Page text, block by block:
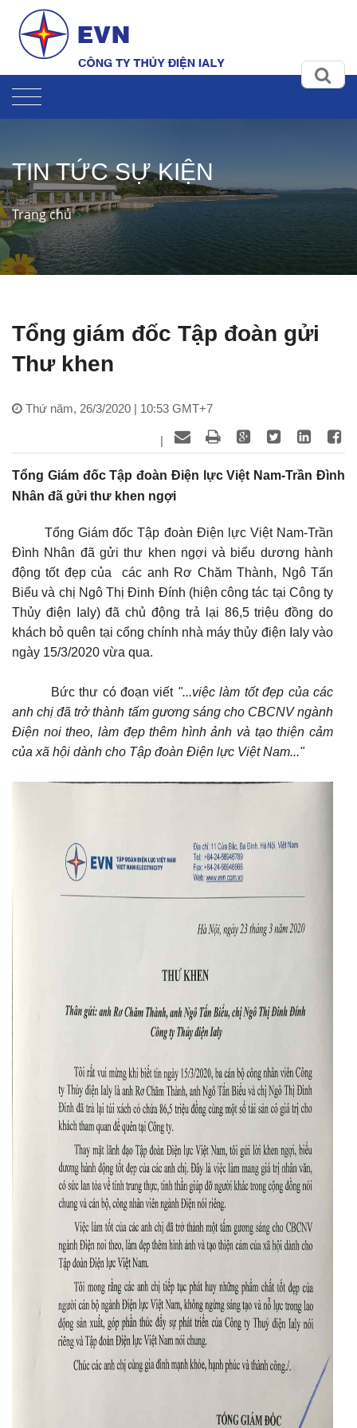
TIN TỨC SỰ KIỆN
Trang chủ
Tổng giám đốc Tập đoàn gửi
Thư khen
Thứ năm, 26/3/2020 | 10:53 GMT+7
|
Tổng Giám đốc Tập đoàn Điện lực Việt Nam-Trần Đình
Nhân đã gửi thư khen ngợi
Tổng Giám đốc Tập đoàn Điện lực Việt Nam-Trần
Đình Nhân đã gửi thư khen ngợi và biểu dương hành
động tốt đẹp của các anh Rơ Chăm Thành, Ngô Tấn
Biểu và chị Ngô Thị Đinh Đính (hiện công tác tại Công ty
Thủy điện Ialy) đã chủ động trả lại 86,5 triệu đồng do
khách bỏ quên tại cổng chính nhà máy thủy điện Ialy vào
ngày 15/3/2020 vừa qua.
Bức thư có đoạn viết "...việc làm tốt đẹp của các
anh chị đã trở thành tấm gương sáng cho CBCNV ngành
Điện noi theo, làm đẹp thêm hình ảnh và tạo thiện cảm
của xã hội dành cho Tập đoàn Điện lực Việt Nam..."